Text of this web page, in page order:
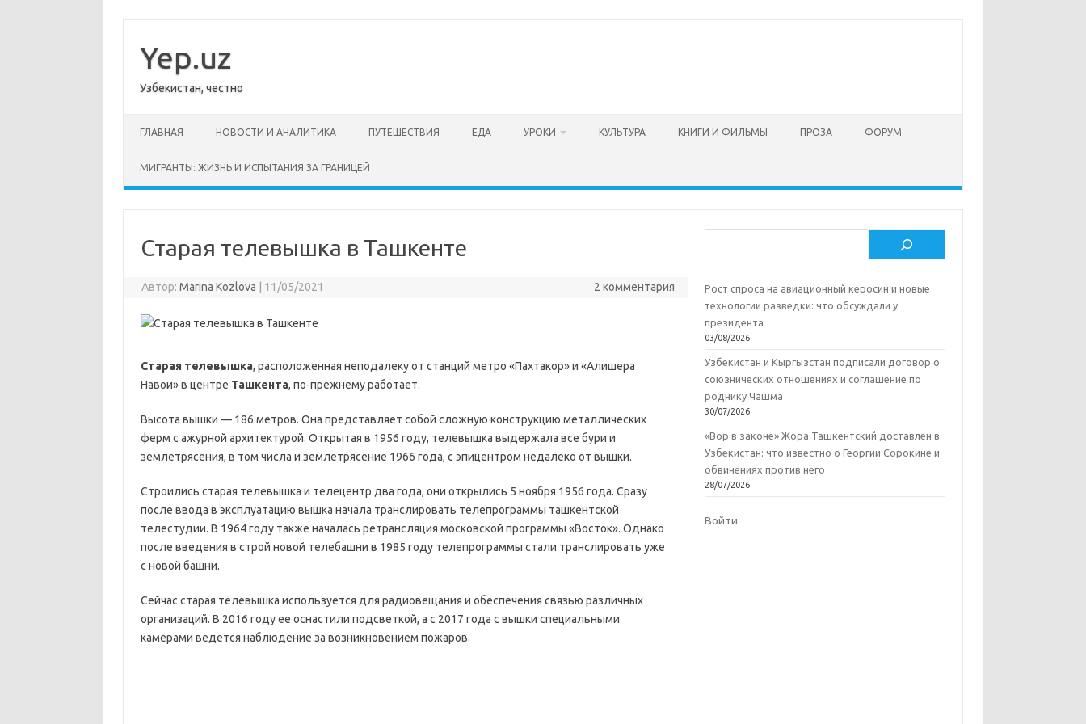
содержимому
Yep.uz
Узбекистан, честно
ГЛАВНАЯ НОВОСТИ И АНАЛИТИКА ПУТЕШЕСТВИЯ ЕДА УРОКИ КУЛЬТУРА КНИГИ И ФИЛЬМЫ ПРОЗА ФОРУМ
МИГРАНТЫ: ЖИЗНЬ И ИСПЫТАНИЯ ЗА ГРАНИЦЕЙ
Старая телевышка в Ташкенте
Автор: Marina Kozlova 11/05/2021 2 комментария
Старая телевышка, расположенная неподалеку от станций метро «Пахтакор» и «Алишера
Навои» в центре Ташкента, по-прежнему работает.
Высота вышки — 186 метров. Она представляет собой сложную конструкцию металлических
ферм с ажурной архитектурой. Открытая в 1956 году, телевышка выдержала все бури и
землетрясения, в том числа и землетрясение 1966 года, с эпицентром недалеко от вышки.
Строились старая телевышка и телецентр два года, они открылись 5 ноября 1956 года. Сразу
после ввода в эксплуатацию вышка начала транслировать телепрограммы ташкентской
телестудии. В 1964 году также началась ретрансляция московской программы «Восток». Однако
после введения в строй новой телебашни в 1985 году телепрограммы стали транслировать уже
с новой башни.
Сейчас старая телевышка используется для радиовещания и обеспечения связью различных
организаций. В 2016 году ее оснастили подсветкой, а с 2017 года с вышки специальными
камерами ведется наблюдение за возникновением пожаров.
Рост спроса на авиационный керосин и новые
технологии разведки: что обсуждали у
президента
03/08/2026
Узбекистан и Кыргызстан подписали договор о
союзнических отношениях и соглашение по
роднику Чашма
30/07/2026
«Вор в законе» Жора Ташкентский доставлен в
Узбекистан: что известно о Георгии Сорокине и
обвинениях против него
28/07/2026
Войти